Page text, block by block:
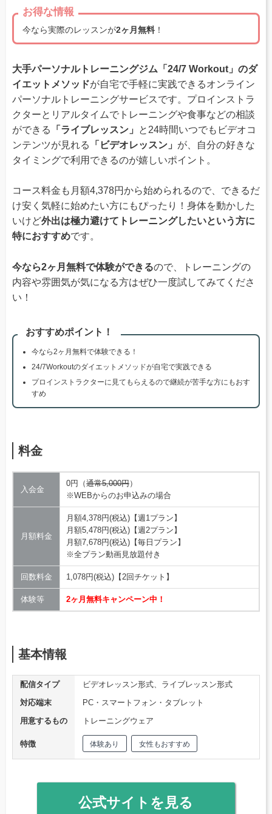
お得な情報
今なら実際のレッスンが2ヶ月無料 ！
大手パーソナルトレーニングジム「24/7 Workout」のダ
イエットメソッドが自宅で手軽に実践できるオンライン
パーソナルトレーニングサービスです。プロインストラ
クターとリアルタイムでトレーニングや食事などの相談
ができる
「ライブレッスン」
と24時間いつでもビデオコ
ンテンツが見れる
「ビデオレッスン」 が、自分の好きな
タイミングで利用できるのが嬉しいポイント。
コース料金も月額4,378円から始められるので、できるだ
け安く気軽に始めたい方にもぴったり！身体を動かした
いけど外出は極力避けてトレーニングしたいという方に
特におすすめです。
今なら2ヶ月無料で体験ができるので、トレーニングの
内容や雰囲気が気になる方はぜひ一度試してみてくださ
い！
おすすめポイント！
今なら2ヶ月無料で体験できる！
24/7Workoutのダイエットメソッドが自宅で実践できる
プロインストラクターに見てもらえるので継続が苦手な方にもおす
すめ
料金
入会金
0円（通常5,000円）
※WEBからのお申込みの場合
月額料金
月額4,378円(税込)【週1プラン】
月額5,478円(税込)【週2プラン】
月額7,678円(税込)【毎日プラン】
※全プラン動画見放題付き
回数料金 1,078円(税込)【2回チケット】
体験等 2ヶ月無料キャンペーン中！
基本情報
配信タイプ
ビデオレッスン形式、ライブレッスン形式
対応端末
PC・スマートフォン・タブレット
用意するもの
トレーニングウェア
特徴 体験あり 女性もおすすめ
公式サイトを見る